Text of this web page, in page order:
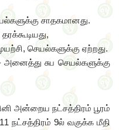
சாதகமானது.
செயல்களுக்கு ஏற்றது.
அனைத்து சுப செயல்களுக்கு
அன்றைய நட்சத்திரம் பூரம்
நட்சத்திரம் 9ல் வகுக்க மீதி